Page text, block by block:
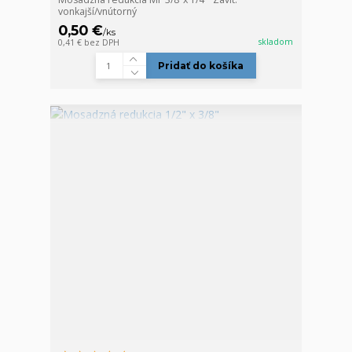
vonkajší/vnútorný
0,50 €/ks
0,41 € bez DPH skladom
Pridať do košíka